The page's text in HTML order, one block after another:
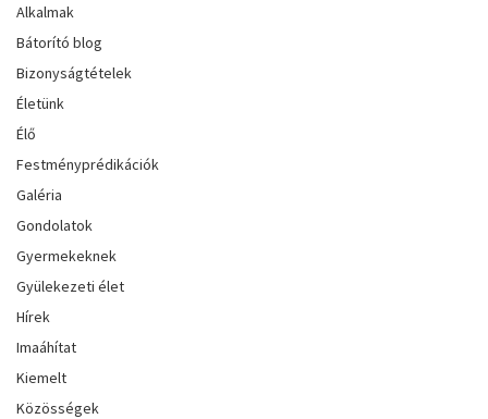
Alkalmak
Bátorító blog
Bizonyságtételek
Életünk
Élő
Festményprédikációk
Galéria
Gondolatok
Gyermekeknek
Gyülekezeti élet
Hírek
Imaáhítat
Kiemelt
Közösségek